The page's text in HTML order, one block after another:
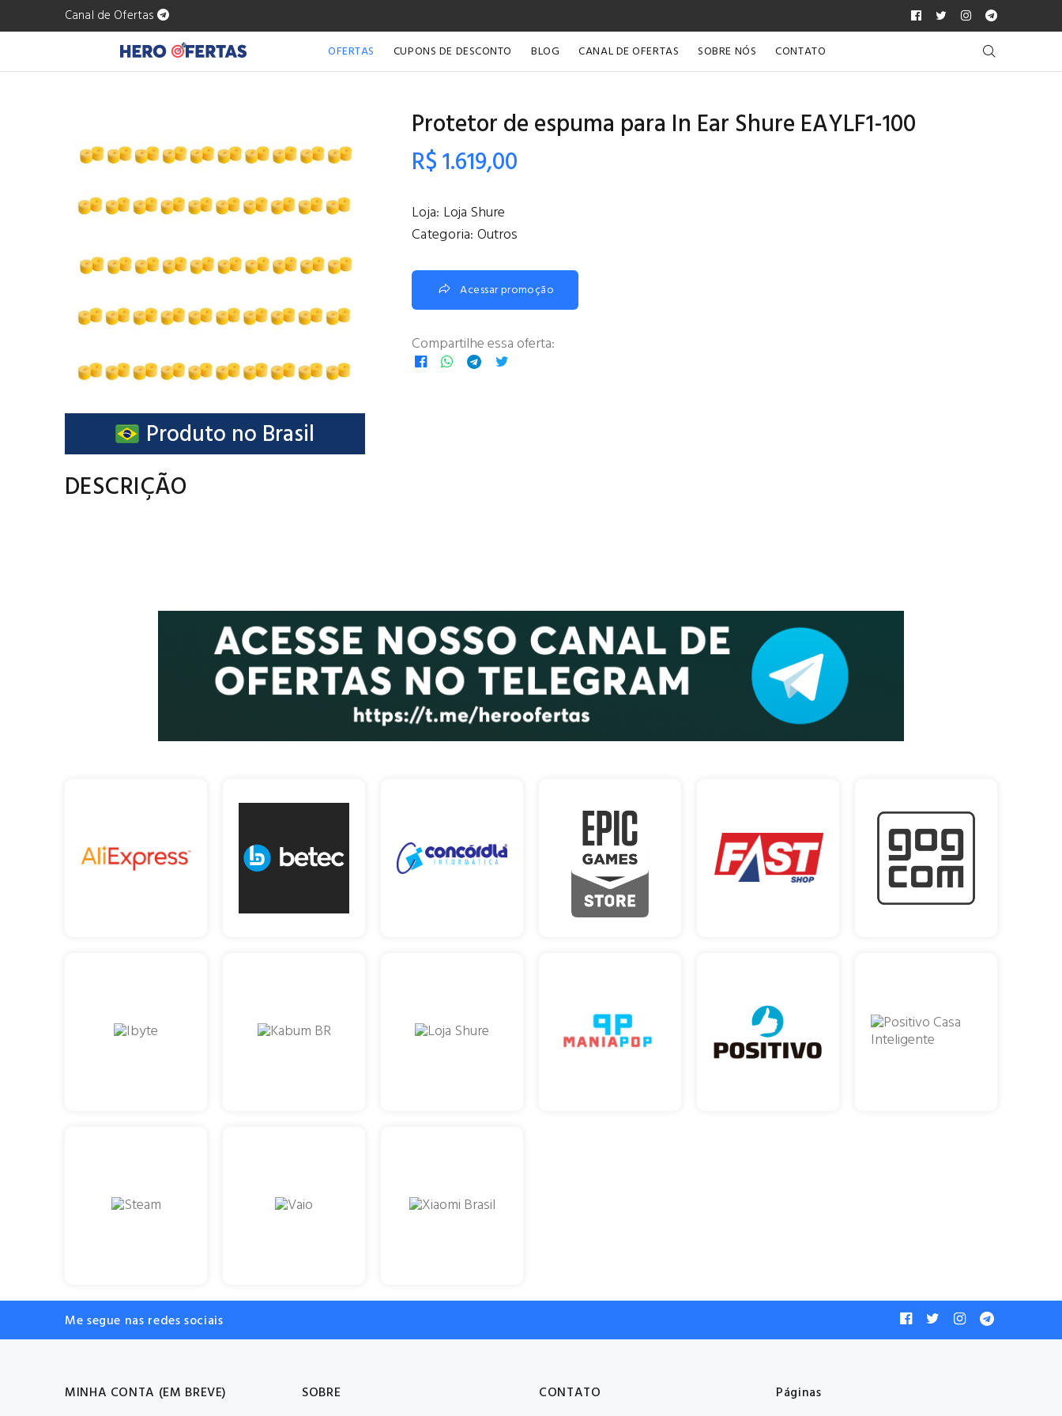
Canal de Ofertas
OFERTAS CUPONS DE DESCONTO BLOG CANAL DE OFERTAS SOBRE NÓS CONTATO
Produto no Brasil
Protetor de espuma para In Ear Shure EAYLF1-100
R$ 1.619,00
Loja: Loja Shure
Categoria: Outros
Acessar promoção
Compartilhe essa oferta:
DESCRIÇÃO
Me segue nas redes sociais
MINHA CONTA (EM BREVE) SOBRE CONTATO Páginas